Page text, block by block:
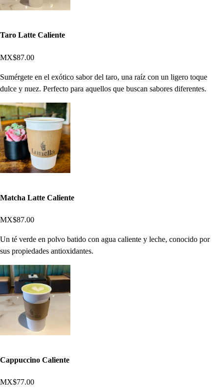
Taro Latte Caliente
MX$87.00
Sumérgete en el exótico sabor del taro, una raíz con un ligero toque
dulce y nuez. Perfecto para aquellos que buscan sabores diferentes.
Matcha Latte Caliente
MX$87.00
Un té verde en polvo batido con agua caliente y leche, conocido por
sus propiedades antioxidantes.
Cappuccino Caliente
MX$77.00